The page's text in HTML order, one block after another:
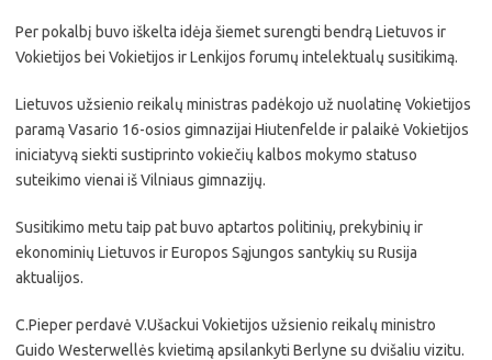
Per pokalbį buvo iškelta idėja šiemet surengti bendrą Lietuvos ir
Vokietijos bei Vokietijos ir Lenkijos forumų intelektualų susitikimą.
Lietuvos užsienio reikalų ministras padėkojo už nuolatinę Vokietijos
paramą Vasario 16-osios gimnazijai Hiutenfelde ir palaikė Vokietijos
iniciatyvą siekti sustiprinto vokiečių kalbos mokymo statuso
suteikimo vienai iš Vilniaus gimnazijų.
Susitikimo metu taip pat buvo aptartos politinių, prekybinių ir
ekonominių Lietuvos ir Europos Sąjungos santykių su Rusija
aktualijos.
C.Pieper perdavė V.Ušackui Vokietijos užsienio reikalų ministro
Guido Westerwellės kvietimą apsilankyti Berlyne su dvišaliu vizitu.